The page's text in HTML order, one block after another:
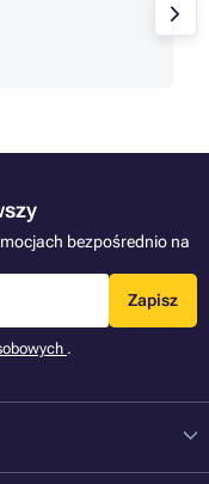
bezpośrednio na
Zapisz
.